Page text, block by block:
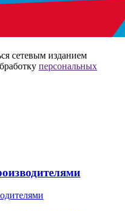
сетевым изданием
персональных